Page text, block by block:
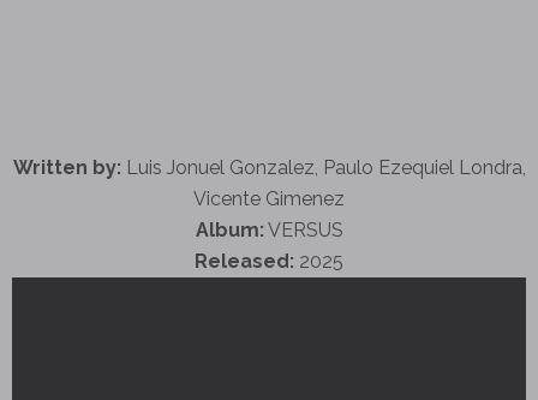
Written by: Luis Jonuel Gonzalez, Paulo Ezequiel Londra,
Vicente Gimenez
Album: VERSUS
Released: 2025